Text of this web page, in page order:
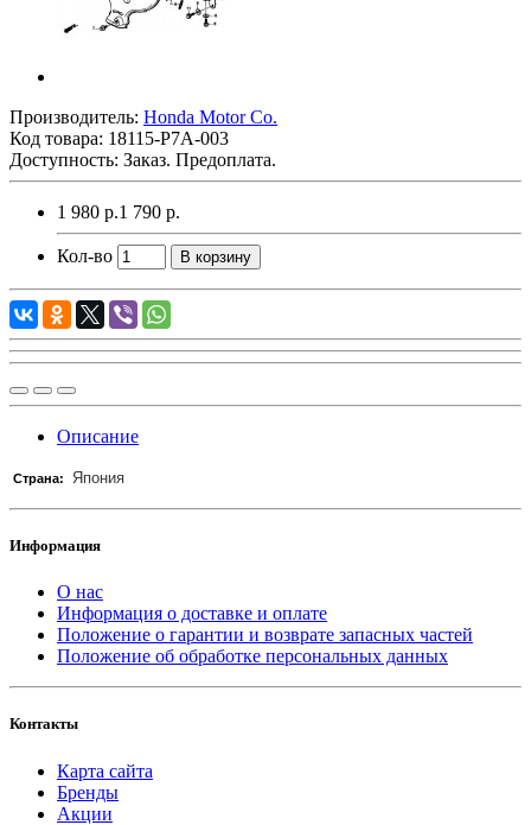
Производитель: Honda Motor Co.
Код товара: 18115-P7A-003
Доступность: Заказ. Предоплата.
1 980 р.1 790 р.
Кол-во В корзину
Описание
Страна: Япония
Информация
О нас
Информация о доставке и оплате
Положение о гарантии и возврате запасных частей
Положение об обработке персональных данных
Контакты
Карта сайта
Бренды
Акции